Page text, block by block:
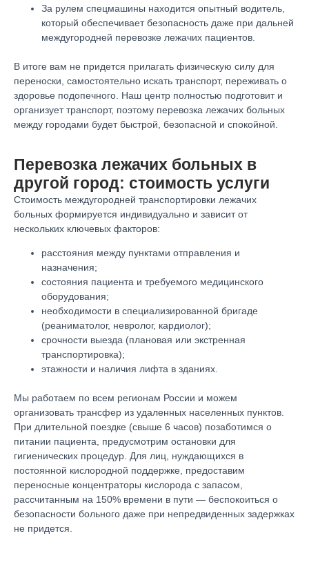
За рулем спецмашины находится опытный водитель,
который обеспечивает безопасность даже при дальней
междугородней перевозке лежачих пациентов.
В итоге вам не придется прилагать физическую силу для
переноски, самостоятельно искать транспорт, переживать о
здоровье подопечного. Наш центр полностью подготовит и
организует транспорт, поэтому перевозка лежачих больных
между городами будет быстрой, безопасной и спокойной.
Перевозка лежачих больных в
другой город: стоимость услуги
Стоимость междугородней транспортировки лежачих
больных формируется индивидуально и зависит от
нескольких ключевых факторов:
расстояния между пунктами отправления и
назначения;
состояния пациента и требуемого медицинского
оборудования;
необходимости в специализированной бригаде
(реаниматолог, невролог, кардиолог);
срочности выезда (плановая или экстренная
транспортировка);
этажности и наличия лифта в зданиях.
Мы работаем по всем регионам России и можем
организовать трансфер из удаленных населенных пунктов.
При длительной поездке (свыше 6 часов) позаботимся о
питании пациента, предусмотрим остановки для
гигиенических процедур. Для лиц, нуждающихся в
постоянной кислородной поддержке, предоставим
переносные концентраторы кислорода с запасом,
рассчитанным на 150% времени в пути ― беспокоиться о
безопасности больного даже при непредвиденных задержках
не придется.